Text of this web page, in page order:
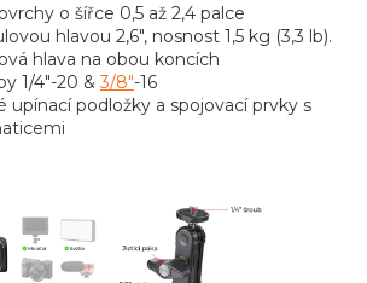
o šířce 0,5 až 2,4 palce
hlavou 2,6", nosnost 1,5 kg (3,3 lb).
hlava na obou koncích
1/4"-20 &3/8"-16
upínací podložky a spojovací prvky s